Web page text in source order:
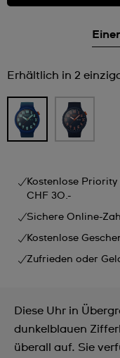
Erhältlich in 2
Kostenlose
CHF 30.-
Sichere Online-
Kostenlose
Zufrieden oder
Diese Uhr in
dunkelblauen
überall auf. Sie